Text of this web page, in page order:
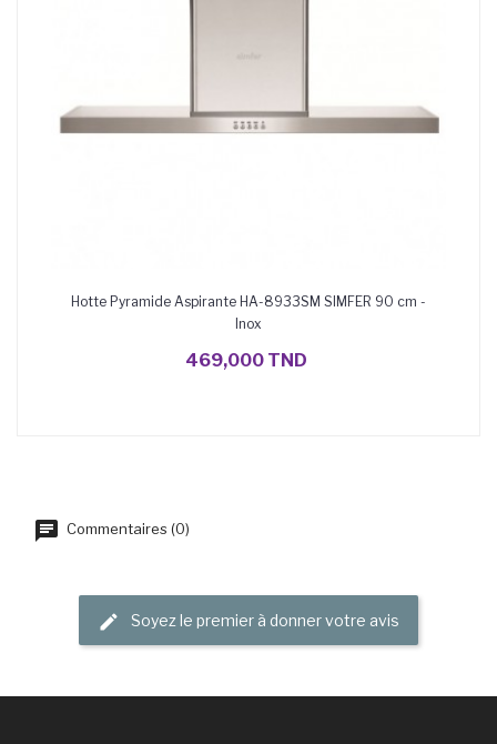
Hotte Pyramide Aspirante HA-8933SM SIMFER 90 cm -
Inox
469,000 TND
Commentaires (0)
Soyez le premier à donner votre avis